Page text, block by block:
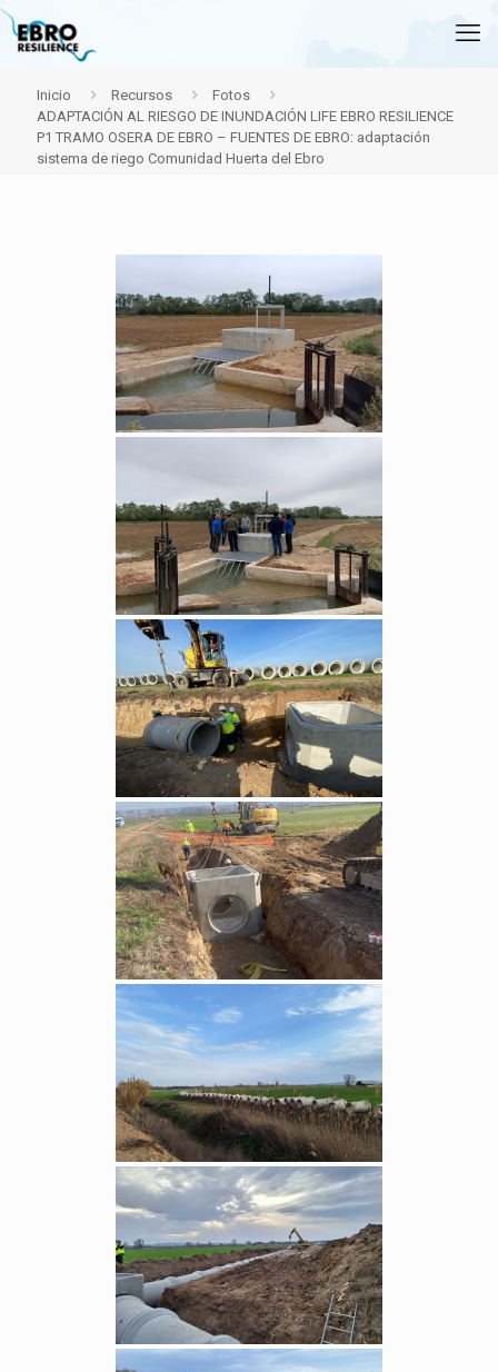
Inicio Recursos
Fotos
ADAPTACIÓN AL RIESGO DE INUNDACIÓN LIFE EBRO RESILIENCE
P1 TRAMO OSERA DE EBRO – FUENTES DE EBRO: adaptación
sistema de riego Comunidad Huerta del Ebro